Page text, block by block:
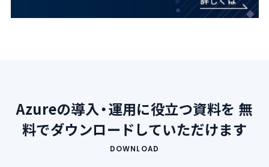
Azureの導入・運用に役立つ資料を 無
料でダウンロードしていただけます
DOWNLOAD